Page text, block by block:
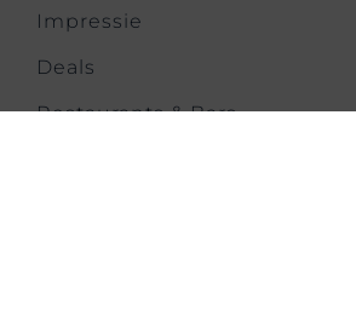
Impressie
Deals
Restaurants & Bars